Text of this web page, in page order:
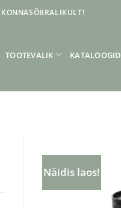
TOOTEVALIK KATALOOGID
Näidis laos!